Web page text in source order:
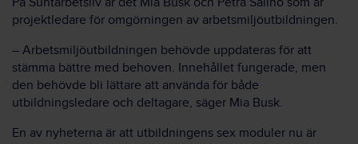
projektledare för omgörningen av arbetsmiljöutbildningen.
– Arbetsmiljöutbildningen behövde uppdateras för att
stämma bättre med behoven. Innehållet fungerade, men
den behövde bli lättare att använda för både
utbildningsledare och deltagare, säger Mia Busk.
En av nyheterna är att utbildningens sex moduler nu är